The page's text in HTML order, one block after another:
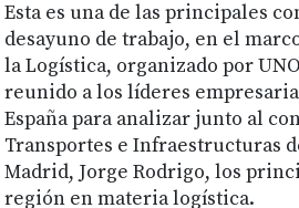
Esta es una de las principales
desayuno de trabajo, en el
la Logística, organizado por
reunido a los líderes
España para analizar junto al
Transportes e Infraestructuras
Madrid, Jorge Rodrigo, los
región en materia logística.